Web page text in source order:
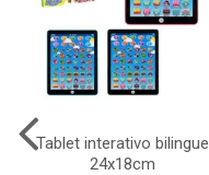
Tablet interativo bilingue
24x18cm